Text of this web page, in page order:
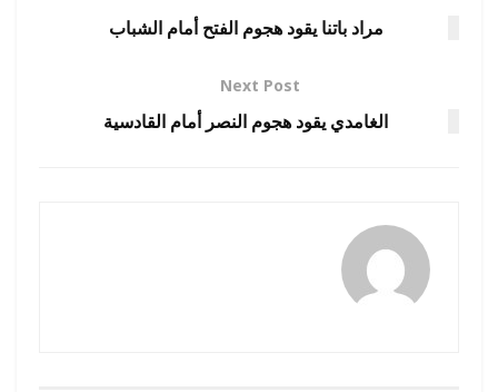
مراد باتنا يقود هجوم الفتح أمام الشباب
Next Post
الغامدي يقود هجوم النصر أمام القادسية